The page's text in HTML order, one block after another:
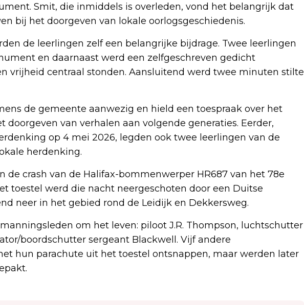
Smit, die inmiddels is overleden, vond het belangrijk dat
bij het doorgeven van lokale oorlogsgeschiedenis.
de leerlingen zelf een belangrijke bijdrage. Twee leerlingen
en daarnaast werd een zelfgeschreven gedicht
vrijheid centraal stonden. Aansluitend werd twee minuten stilte
de gemeente aanwezig en hield een toespraak over het
doorgeven van verhalen aan volgende generaties. Eerder,
op 4 mei 2026, legden ook twee leerlingen van de
herdenking.
de crash van de Halifax-bommenwerper HR687 van het 78e
toestel werd die nacht neergeschoten door een Duitse
neer in het gebied rond de Leidijk en Dekkersweg.
om het leven: piloot J.R. Thompson, luchtschutter
boordschutter sergeant Blackwell. Vijf andere
hun parachute uit het toestel ontsnappen, maar werden later